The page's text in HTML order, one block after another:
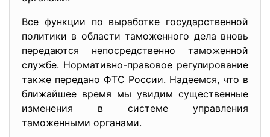
Все функции по выработке государственной
политики в области таможенного дела вновь
передаются непосредственно таможенной
службе. Нормативно-правовое регулирование
также передано ФТС России. Надеемся, что в
ближайшее время мы увидим существенные
изменения в системе управления
таможенными органами.